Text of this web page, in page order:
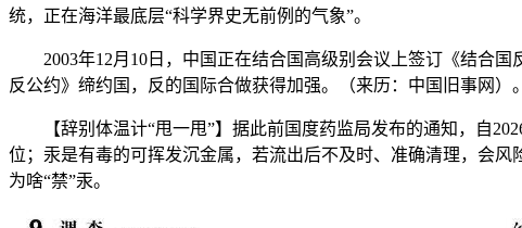
统，正在海洋最底层“科学界史无前例的气象”。
2003年12月10日，中国正在结合国高级别会议上签订《结合国
反公约》缔约国，反的国际合做获得加强。（来历：中国旧事网）。
【辞别体温计“甩一甩”】据此前国度药监局发布的通知，自
位；汞是有毒的可挥发沉金属，若流出后不及时、准确清理，会
为啥“禁”汞。